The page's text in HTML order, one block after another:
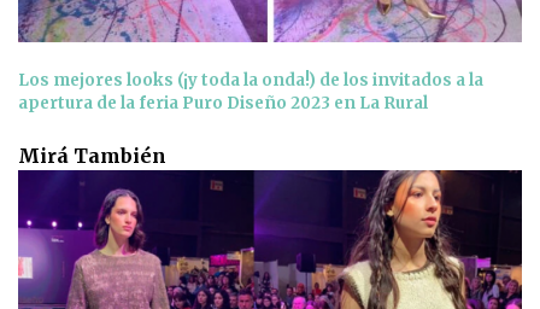
Los mejores looks (¡y toda la onda!) de los invitados a la
apertura de la feria Puro Diseño 2023 en La Rural
Mirá También